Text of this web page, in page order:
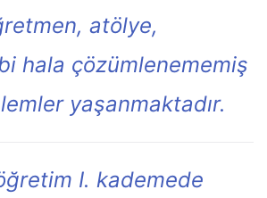
atölye,
hala çözümlenememiş
yaşanmaktadır.
I. kademede